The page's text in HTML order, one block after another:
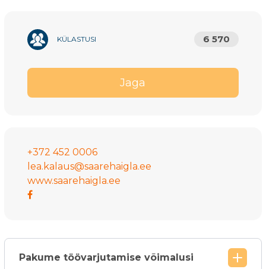
KÜLASTUSI 6 570
Jaga
+372 452 0006
lea.kalaus@saarehaigla.ee
www.saarehaigla.ee
Pakume töövarjutamise võimalusi